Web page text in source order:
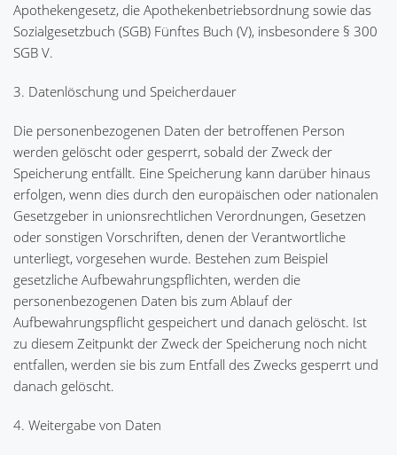
Apothekengesetz, die Apothekenbetriebsordnung sowie das
Sozialgesetzbuch (SGB) Fünftes Buch (V), insbesondere § 300
SGB V.
3. Datenlöschung und Speicherdauer
Die personenbezogenen Daten der betroffenen Person
werden gelöscht oder gesperrt, sobald der Zweck der
Speicherung entfällt. Eine Speicherung kann darüber hinaus
erfolgen, wenn dies durch den europäischen oder nationalen
Gesetzgeber in unionsrechtlichen Verordnungen, Gesetzen
oder sonstigen Vorschriften, denen der Verantwortliche
unterliegt, vorgesehen wurde. Bestehen zum Beispiel
gesetzliche Aufbewahrungspflichten, werden die
personenbezogenen Daten bis zum Ablauf der
Aufbewahrungspflicht gespeichert und danach gelöscht. Ist
zu diesem Zeitpunkt der Zweck der Speicherung noch nicht
entfallen, werden sie bis zum Entfall des Zwecks gesperrt und
danach gelöscht.
4. Weitergabe von Daten